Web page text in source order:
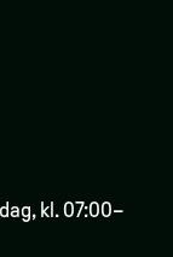
kl. 07:00–